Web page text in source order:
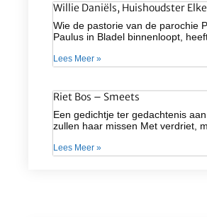
Willie Daniëls, Huishoudster
Wie de pastorie van de parochie
Paulus in Bladel binnenloopt,
Lees Meer »
Riet Bos – Smeets
Een gedichtje ter gedachtenis
zullen haar missen Met verdriet,
Lees Meer »